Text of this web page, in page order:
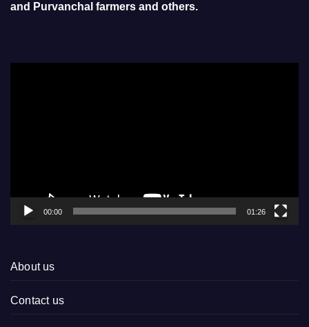
and Purvanchal farmers and others.
00:00 01:26
About us
Contact us